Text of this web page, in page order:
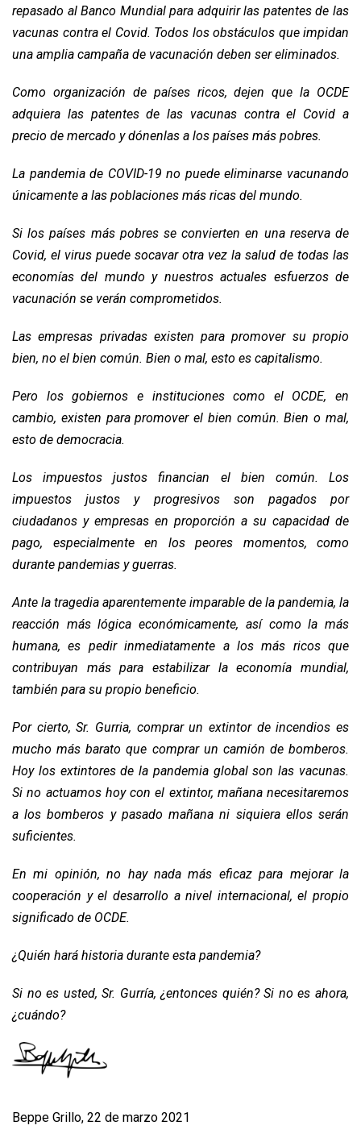
repasado al Banco Mundial para adquirir las patentes de las
vacunas contra el Covid. Todos los obstáculos que impidan
una amplia campaña de vacunación deben ser eliminados.
Como organización de países ricos, dejen que la OCDE
adquiera las patentes de las vacunas contra el Covid a
precio de mercado y dónenlas a los países más pobres.
La pandemia de COVID-19 no puede eliminarse vacunando
únicamente a las poblaciones más ricas del mundo.
Si los países más pobres se convierten en una reserva de
Covid, el virus puede socavar otra vez la salud de todas las
economías del mundo y nuestros actuales esfuerzos de
vacunación se verán comprometidos.
Las empresas privadas existen para promover su propio
bien, no el bien común. Bien o mal, esto es capitalismo.
Pero los gobiernos e instituciones como el OCDE, en
cambio, existen para promover el bien común. Bien o mal,
esto de democracia.
Los impuestos justos financian el bien común. Los
impuestos justos y progresivos son pagados por
ciudadanos y empresas en proporción a su capacidad de
pago, especialmente en los peores momentos, como
durante pandemias y guerras.
Ante la tragedia aparentemente imparable de la pandemia, la
reacción más lógica económicamente, así como la más
humana, es pedir inmediatamente a los más ricos que
contribuyan más para estabilizar la economía mundial,
también para su propio beneficio.
Por cierto, Sr. Gurria, comprar un extintor de incendios es
mucho más barato que comprar un camión de bomberos.
Hoy los extintores de la pandemia global son las vacunas.
Si no actuamos hoy con el extintor, mañana necesitaremos
a los bomberos y pasado mañana ni siquiera ellos serán
suficientes.
En mi opinión, no hay nada más eficaz para mejorar la
cooperación y el desarrollo a nivel internacional, el propio
significado de OCDE.
¿Quién hará historia durante esta pandemia?
Si no es usted, Sr. Gurría, ¿entonces quién? Si no es ahora,
¿cuándo?
Beppe Grillo, 22 de marzo 2021